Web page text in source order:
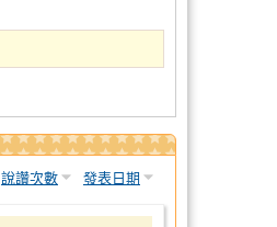
說讚次數 發表日期